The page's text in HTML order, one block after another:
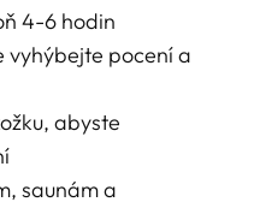
4-6 hodin
pocení a
abyste
saunám a